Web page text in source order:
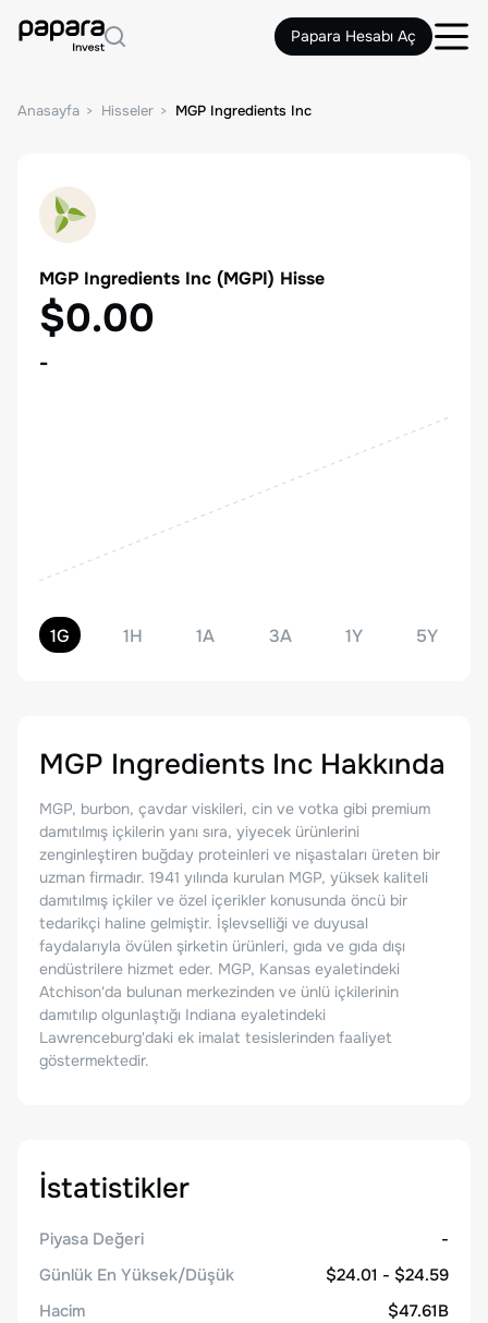
Papara Hesabı Aç
Anasayfa Hisseler MGP Ingredients Inc
MGP Ingredients Inc (MGPI) Hisse
$0.00
-
1G 1H 1A 3A 1Y 5Y
MGP Ingredients Inc Hakkında
MGP, burbon, çavdar viskileri, cin ve votka gibi premium
damıtılmış içkilerin yanı sıra, yiyecek ürünlerini
zenginleştiren buğday proteinleri ve nişastaları üreten bir
uzman firmadır. 1941 yılında kurulan MGP, yüksek kaliteli
damıtılmış içkiler ve özel içerikler konusunda öncü bir
tedarikçi haline gelmiştir. İşlevselliği ve duyusal
faydalarıyla övülen şirketin ürünleri, gıda ve gıda dışı
endüstrilere hizmet eder. MGP, Kansas eyaletindeki
Atchison'da bulunan merkezinden ve ünlü içkilerinin
damıtılıp olgunlaştığı Indiana eyaletindeki
Lawrenceburg'daki ek imalat tesislerinden faaliyet
göstermektedir.
İstatistikler
Piyasa Değeri
-
Günlük En Yüksek/Düşük
$24.01 - $24.59
Hacim
$47.61B